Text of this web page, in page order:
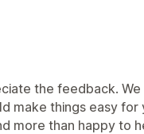
the feedback.
make things easy for
more than happy to